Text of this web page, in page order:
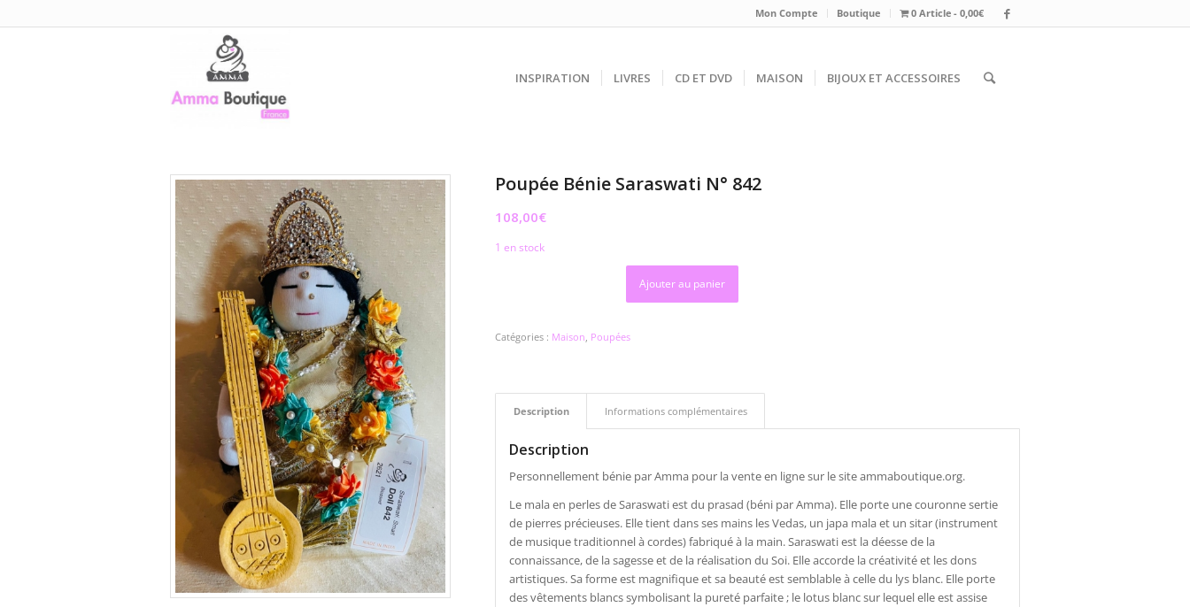
Mon Compte Boutique 0 Article 0,00€
INSPIRATION LIVRES CD ET DVD MAISON BIJOUX ET ACCESSOIRES
Poupée Bénie Saraswati N° 842
108,00€
1 en stock
Ajouter au panier
Catégories : Maison, Poupées
Description Informations complémentaires
Description
Personnellement bénie par Amma pour la vente en ligne sur le site ammaboutique.org.
Le mala en perles de Saraswati est du prasad (béni par Amma). Elle porte une couronne sertie
de pierres précieuses. Elle tient dans ses mains les Vedas, un japa mala et un sitar (instrument
de musique traditionnel à cordes) fabriqué à la main. Saraswati est la déesse de la
connaissance, de la sagesse et de la réalisation du Soi. Elle accorde la créativité et les dons
artistiques. Sa forme est magnifique et sa beauté est semblable à celle du lys blanc. Elle porte
des vêtements blancs symbolisant la pureté parfaite ; le lotus blanc sur lequel elle est assise